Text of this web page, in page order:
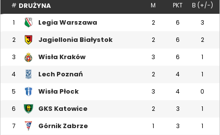
# DRUŻYNA M PKT B (+/-)
1 Legia Warszawa 2 6 3
2 Jagiellonia Białystok 2 6 2
3 Wisła Kraków 3 6 1
4 Lech Poznań 2 4 1
5 Wisła Płock 3 4 0
6 GKS Katowice 2 3 1
7 Górnik Zabrze 1 3 1